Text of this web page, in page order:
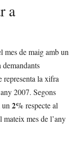
a
mes de maig amb un
demandants
representa la xifra
2007. Segons
2% respecte al
mateix mes de l’any